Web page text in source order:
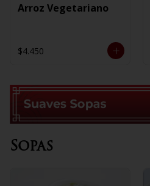
Arroz Vegetariano
$4.450
Sopas